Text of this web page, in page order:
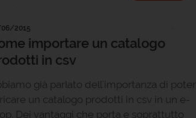
2015
importare un catalogo
in csv
già parlato dell'importanza di poter
un catalogo prodotti in csv in un e-
Dei vantaggi che porta e soprattutto